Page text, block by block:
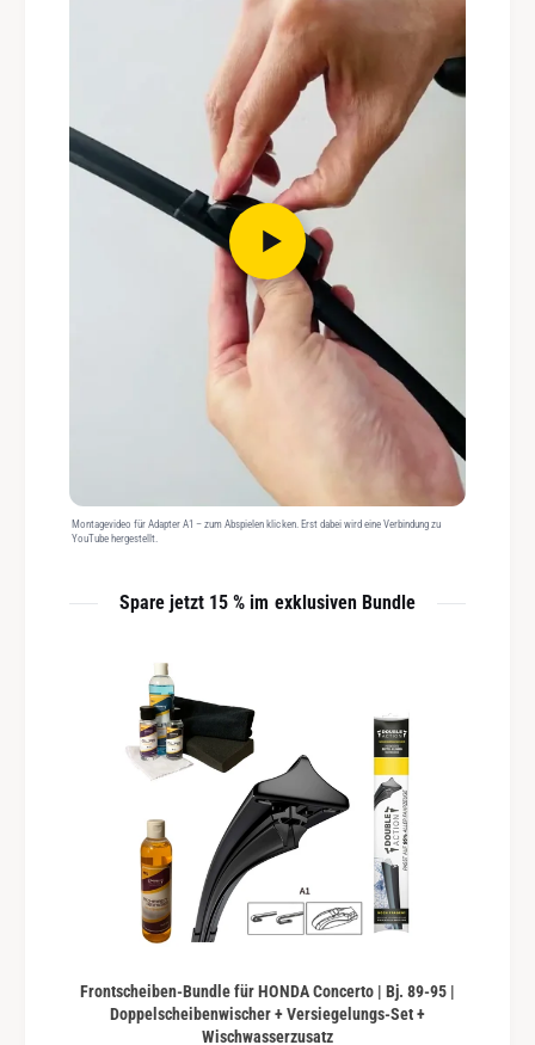
Montagevideo für Adapter A1 – zum Abspielen klicken. Erst dabei wird eine Verbindung zu
YouTube hergestellt.
Spare jetzt 15 % im exklusiven Bundle
Frontscheiben-Bundle für HONDA Concerto | Bj. 89-95 |
Doppelscheibenwischer + Versiegelungs-Set +
Wischwasserzusatz